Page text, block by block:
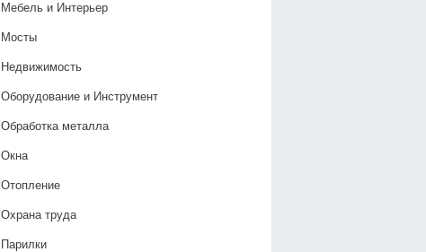
Мебель и Интерьер
Мосты
Недвижимость
Оборудование и Инструмент
Обработка металла
Окна
Отопление
Охрана труда
Парилки